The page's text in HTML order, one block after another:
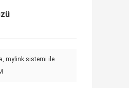
mylink sistemi ile